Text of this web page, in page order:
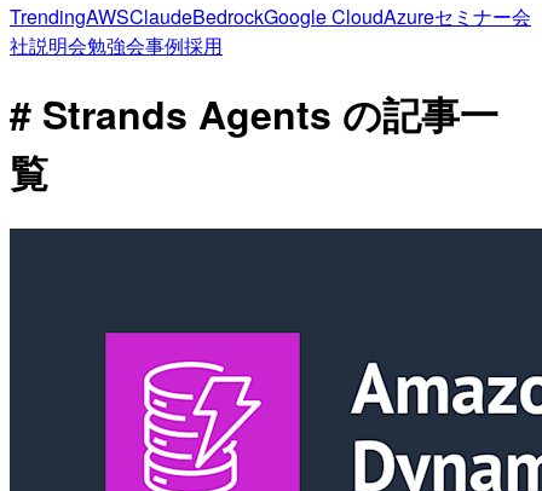
TrendingAWSClaudeBedrockGoogle CloudAzureセミナー会
社説明会勉強会事例採用
# Strands Agents の記事一
覧